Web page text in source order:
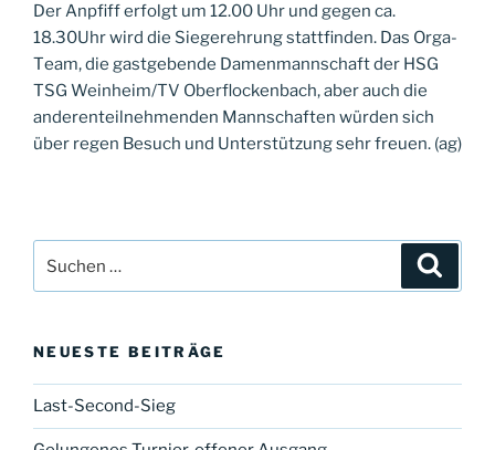
Der Anpfifferfolgt um 12.00 Uhr und gegen ca.
18.30Uhrwird die Siegerehrung stattfinden. Das Orga-
Team, die gastgebende Damenmannschaft der HSG
TSG Weinheim/TV Oberflockenbach, aber auch die
anderenteilnehmenden Mannschaften würden sich
über regen Besuch und Unterstützungsehr freuen. (ag)
nach:
NEUESTE BEITRÄGE
Last-Second-Sieg